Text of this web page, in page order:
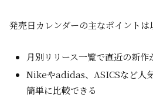
発売日カレンダーの主なポイントは
月別リリース一覧で直近の新作
Nikeやadidas、ASICSなど人
簡単に比較できる